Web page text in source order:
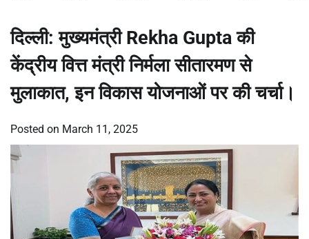
दिल्ली: मुख्यमंत्री Rekha Gupta की
केंद्रीय वित्त मंत्री निर्मला सीतारमण से
मुलाकात, इन विकास योजनाओं पर की चर्चा।
Posted on March 11, 2025